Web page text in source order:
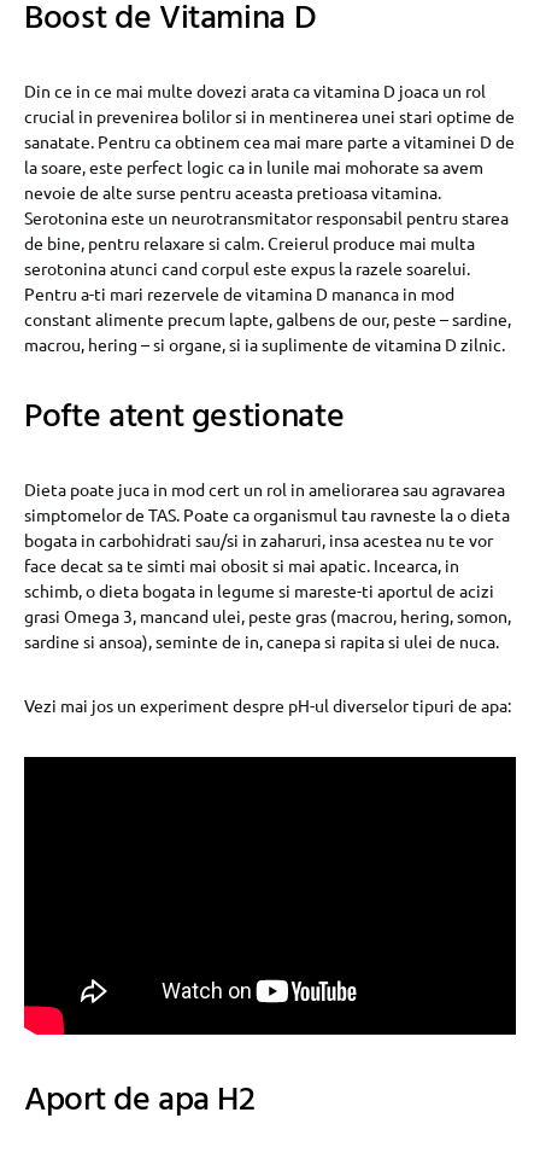
Boost de Vitamina D
Din ce in ce mai multe dovezi arata ca vitamina D joaca un rol
crucial in prevenirea bolilor si in mentinerea unei stari optime de
sanatate. Pentru ca obtinem cea mai mare parte a vitaminei D de
la soare, este perfect logic ca in lunile mai mohorate sa avem
nevoie de alte surse pentru aceasta pretioasa vitamina.
Serotonina este un neurotransmitator responsabil pentru starea
de bine, pentru relaxare si calm. Creierul produce mai multa
serotonina atunci cand corpul este expus la razele soarelui.
Pentru a-ti mari rezervele de vitamina D mananca in mod
constant alimente precum lapte, galbens de our, peste – sardine,
macrou, hering – si organe, si ia suplimente de vitamina D zilnic.
Pofte atent gestionate
Dieta poate juca in mod cert un rol in ameliorarea sau agravarea
simptomelor de TAS. Poate ca organismul tau ravneste la o dieta
bogata in carbohidrati sau/si in zaharuri, insa acestea nu te vor
face decat sa te simti mai obosit si mai apatic. Incearca, in
schimb, o dieta bogata in legume si mareste-ti aportul de acizi
grasi Omega 3, mancand ulei, peste gras (macrou, hering, somon,
sardine si ansoa), seminte de in, canepa si rapita si ulei de nuca.
Vezi mai jos un experiment despre pH-ul diverselor tipuri de apa:
Aport de apa H2